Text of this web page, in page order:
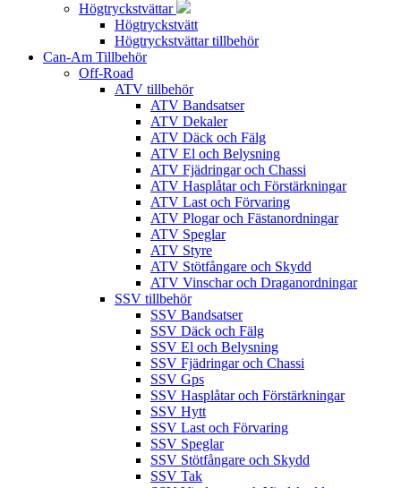
Högtryckstvättar
Högtryckstvätt
Högtryckstvättar tillbehör
Can-Am Tillbehör
Off-Road
ATV tillbehör
ATV Bandsatser
ATV Dekaler
ATV Däck och Fälg
ATV El och Belysning
ATV Fjädringar och Chassi
ATV Hasplåtar och Förstärkningar
ATV Last och Förvaring
ATV Plogar och Fästanordningar
ATV Speglar
ATV Styre
ATV Stötfångare och Skydd
ATV Vinschar och Draganordningar
SSV tillbehör
SSV Bandsatser
SSV Däck och Fälg
SSV El och Belysning
SSV Fjädringar och Chassi
SSV Gps
SSV Hasplåtar och Förstärkningar
SSV Hytt
SSV Last och Förvaring
SSV Speglar
SSV Stötfångare och Skydd
SSV Tak